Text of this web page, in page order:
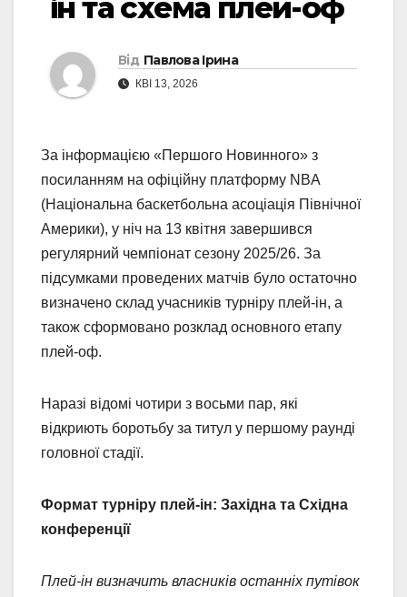
ін та схема плей-оф
Від Павлова Ірина
КВІ 13, 2026
За інформацією «Першого Новинного» з
посиланням на офіційну платформу NBA
(Національна баскетбольна асоціація Північної
Америки), у ніч на 13 квітня завершився
регулярний чемпіонат сезону 2025/26. За
підсумками проведених матчів було остаточно
визначено склад учасників турніру плей-ін, а
також сформовано розклад основного етапу
плей-оф.
Наразі відомі чотири з восьми пар, які
відкриють боротьбу за титул у першому раунді
головної стадії.
Формат турніру плей-ін: Західна та Східна
конференції
Плей-ін визначить власників останніх путівок